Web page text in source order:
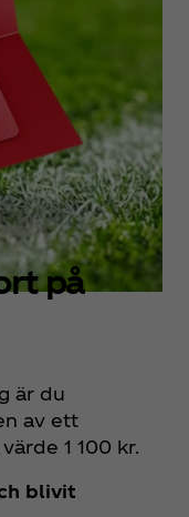
på
är du
av ett
1 100 kr.
blivit